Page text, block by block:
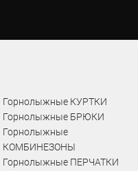
Горнолыжные КУРТКИ
Горнолыжные БРЮКИ
Горнолыжные
КОМБИНЕЗОНЫ
Горнолыжные ПЕРЧАТКИ